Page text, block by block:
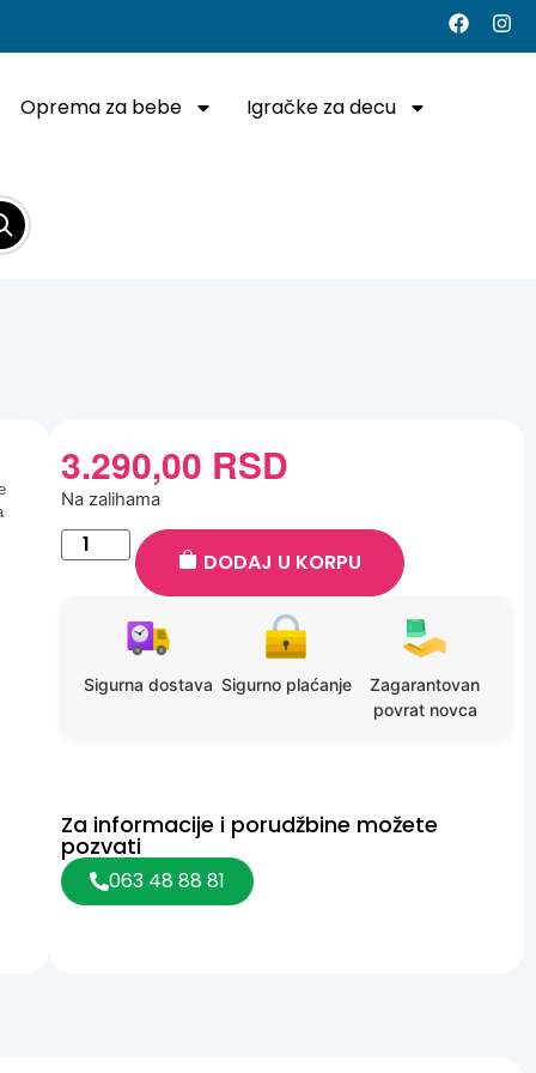
Oprema za bebe Igračke za decu
3.290,00 RSD
Na zalihama
DODAJ U KORPU
Sigurna dostava Sigurno plaćanje
Zagarantovan
povrat novca
Za informacije i porudžbine možete
pozvati
063 48 88 81